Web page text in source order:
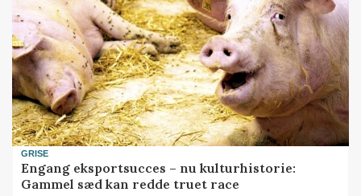
GRISE
Engang eksportsucces – nu kulturhistorie:
Gammel sæd kan redde truet race